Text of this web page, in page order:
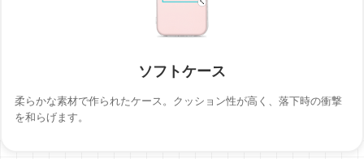
ソフトケース
柔らかな素材で作られたケース。クッション性が高く、落下時の衝撃
を和らげます。